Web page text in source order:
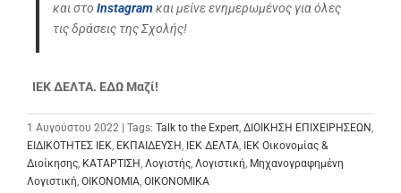
και στο Instagramκαι μείνε ενημερωμένος για όλες
τις δράσεις της Σχολής!
ΙΕΚ ΔΕΛΤΑ. ΕΔΩ Μαζί!
1 Αυγούστου 2022 | Tags: Talk to the Expert, ΔΙΟΙΚΗΣΗ ΕΠΙΧΕΙΡΗΣΕΩΝ,
ΕΙΔΙΚΟΤΗΤΕΣ ΙΕΚ, ΕΚΠΑΙΔΕΥΣΗ, ΙΕΚ ΔΕΛΤΑ, ΙΕΚ Οικονομίας &
Διοίκησης, ΚΑΤΑΡΤΙΣΗ, Λογιστής, Λογιστική, Μηχανογραφημένη
Λογιστική, ΟΙΚΟΝΟΜΙΑ, ΟΙΚΟΝΟΜΙΚΑ